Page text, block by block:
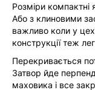
Розміри
Або з клиновими
важливо коли у
конструкції теж
Перекривається
Затвор йде
маховика і все